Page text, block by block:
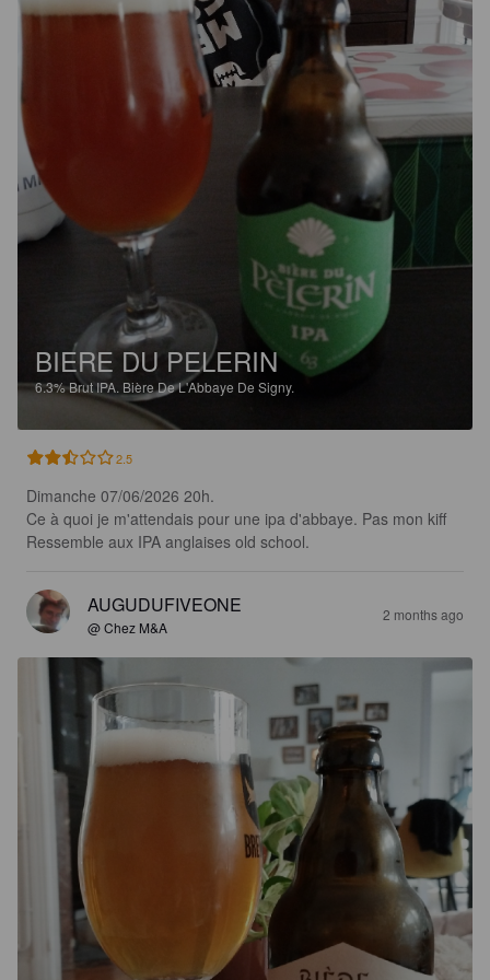
BIERE DU PELERIN
6.3%Brut IPA. Bière De L'Abbaye De Signy.
2.5
Dimanche 07/06/2026 20h.
Ce à quoi je m'attendais pour une ipa d'abbaye. Pas mon kiff
Ressemble aux IPA anglaises old school.
AUGUDUFIVEONE
@ Chez M&A
2 months ago